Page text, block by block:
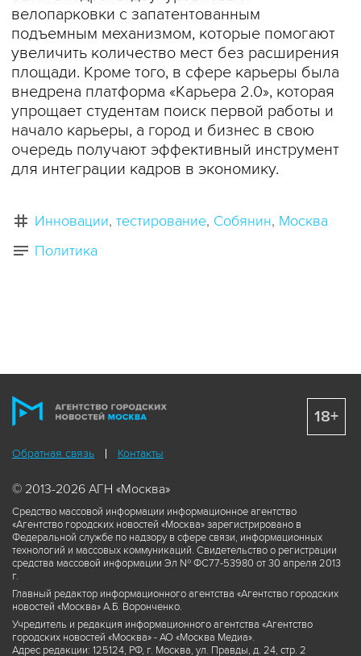
велопарковки с запатентованным
подъемным механизмом, которые помогают
увеличить количество мест без расширения
площади. Кроме того, в сфере карьеры была
внедрена платформа «Карьера 2.0», которая
упрощает студентам поиск первой работы и
начало карьеры, а город и бизнес в свою
очередь получают эффективный инструмент
для интеграции кадров в экономику.
Инновации тестирование Собянин Москва
Политика
Обратная связь Контакты
© 2013-2026 АГН «Москва»
Средство массовой информации информационное агентство
«Агентство городских новостей «Москва» зарегистрировано в
Федеральной службе по надзору в сфере связи, информационных
технологий и массовых коммуникаций. Свидетельство о регистрации
средства массовой информации Эл № ФС77-53980 от 30 апреля 2013
г.
Главный редактор информационного агентства «Агентство городских
новостей «Москва» А.Б. Воронченко.
Учредитель и редакция информационного агентства «Агентство
городских новостей «Москва» - АО «Москва Медиа».
Адрес редакции: 125124, РФ, г. Москва, ул. Правды, д. 24, стр. 2
18+